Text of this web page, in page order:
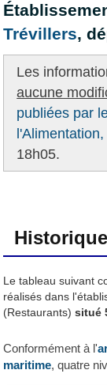
Trévillers,
Les
aucune
publiées par
l'Alimentation,
18h05.
Le tableau suivant
réalisés dans
(Restaurants) situé
Conformément à l'
maritime, quatre